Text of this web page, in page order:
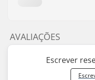
AVALIAÇÕES
Escrever